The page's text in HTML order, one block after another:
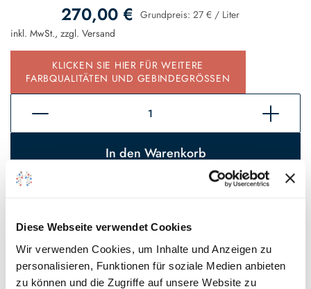
Diese Webseite verwendet Cookies
Wir verwenden Cookies, um Inhalte und Anzeigen zu
personalisieren, Funktionen für soziale Medien anbieten
zu können und die Zugriffe auf unsere Website zu
270,00 € Grundpreis: 27 € / Liter
inkl. MwSt., zzgl. Versand
KLICKEN SIE HIER FÜR WEITERE
FARBQUALITÄTEN UND GEBINDEGRÖSSEN
In den Warenkorb
Sofort verfügbar, Lieferzeit 2 - 5 Tage*
* Gilt für Lieferungen innerhalb Deutschlands, Lieferzeiten für andere
Länder entnehmen Sie bitte unserenVersandinformationen